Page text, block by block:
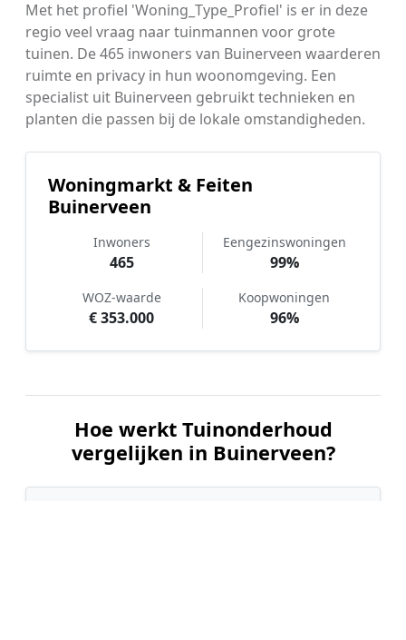
Met het profiel 'Woning_Type_Profiel' is er in deze
regio veel vraag naar tuinmannen voor grote
tuinen. De 465 inwoners van Buinerveen waarderen
ruimte en privacy in hun woonomgeving. Een
specialist uit Buinerveen gebruikt technieken en
planten die passen bij de lokale omstandigheden.
Woningmarkt & Feiten
Buinerveen
Inwoners
465
Eengezinswoningen
99%
WOZ-waarde
€ 353.000
Koopwoningen
96%
Hoe werkt Tuinonderhoud
vergelijken in Buinerveen?